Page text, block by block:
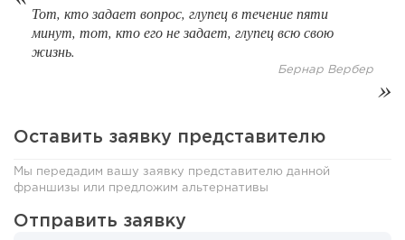
142 10
От стартапа за 30 тысяч рублей до бизнеса стоимостью
Тот, кто задает вопрос, глупец в течение пяти
минут, тот, кто его не задает, глупец всю свою
жизнь.
Бернар Вербер
Оставить заявку представителю
Мы передадим вашу заявку представителю данной
франшизы или предложим альтернативы
Отправить заявку